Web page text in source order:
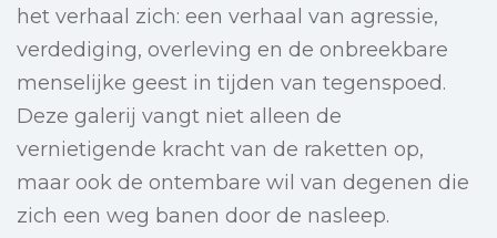
het verhaal zich: een verhaal van agressie,
verdediging, overleving en de onbreekbare
menselijke geest in tijden van tegenspoed.
Deze galerij vangt niet alleen de
vernietigende kracht van de raketten op,
maar ook de ontembare wil van degenen die
zich een weg banen door de nasleep.